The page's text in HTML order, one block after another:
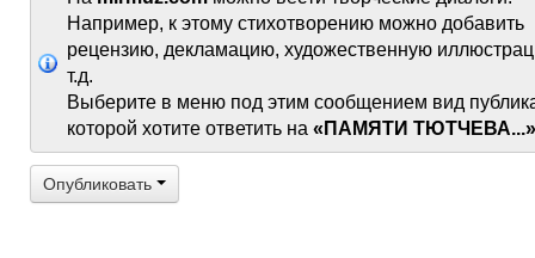
Например, к этому стихотворению можно добавить
рецензию, декламацию, художественную
т.д.
Выберите в меню под этим сообщением вид
которой хотите ответить на «ПАМЯТИ ТЮТЧЕВА...»
Опубликовать